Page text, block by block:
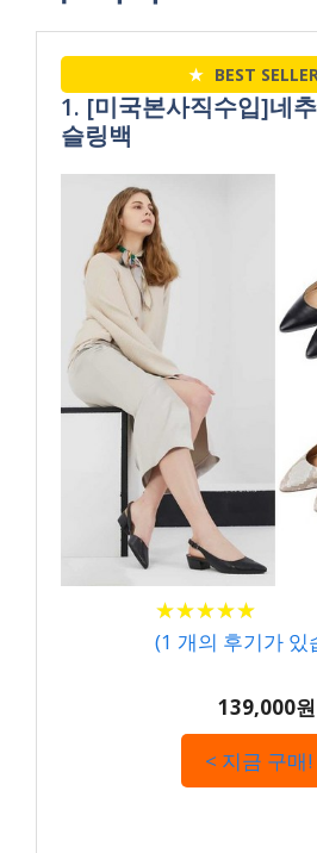
★ BEST
1. [미국본사직수입]네
슬링백
★★★★★
★★★★★
(1 개의 후기가 있
139,000원
< 지금 구매!